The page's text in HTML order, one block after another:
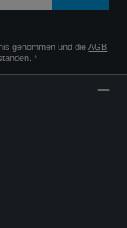
genommen und dieAGB
*